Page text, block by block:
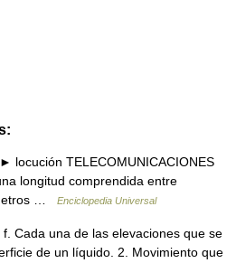
locución TELECOMUNICACIONES
longitud comprendida entre
…
Enciclopedia Universal
Cada una de las elevaciones que se
de un líquido. 2. Movimiento que